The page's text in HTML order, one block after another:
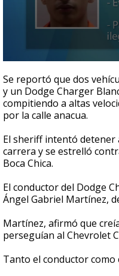
seconds
of
45
seconds
Se reportó que dos
y un Dodge Charger
compitiendo a altas
por la calle anacua.
El sheriff intentó
carrera y se estrelló
Boca Chica.
El conductor del Dodge
Ángel Gabriel Martínez,
Martínez, afirmó que
perseguían al Chevrolet
Tanto el conductor